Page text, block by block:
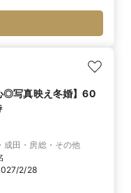
◎写真映え冬婚】60
成田・房総・その他
2/28